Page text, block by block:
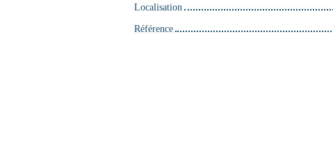
Localisation
Référence